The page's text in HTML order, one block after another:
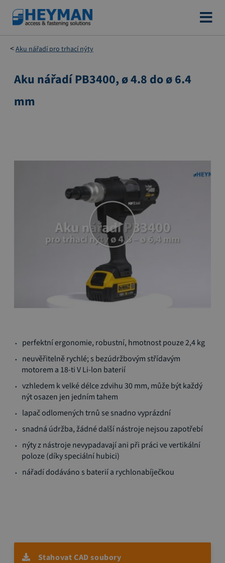
Přejít
na
obsah
Aku nářadí pro trhací nýty
Přeskočit
konec
Aku nářadí PB3400, ø 4.8 do ø 6.4
mm
na
začátek
galerie
obrázky
perfektní ergonomie, robustní, hmotnost pouze 2,4 kg
neuvěřitelně rychlé; s bezúdržbovým střídavým
motorem a 18-ti V Li-lon baterií
vzhledem k velké délce zdvihu 30 mm, může být každý
nýt osazen jen jedním tahem
lapač odlomených trnů se snadno vyprázdní
snadná údržba, žádné další nástroje nejsou zapotřebí
nýty z nástroje nevypadavají ani při práci ve vertikální
poloze (díky speciální hubici)
nářadí dodáváno s baterií a rychlonabíječkou
Stahovat CAD soubory